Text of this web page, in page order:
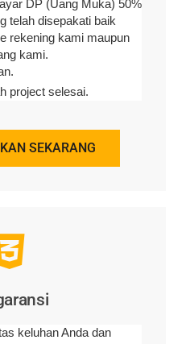
DP (Uang Muka) 50%
telah disepakati baik
rekening kami maupun
kami.
project selesai.
SEKARANG
keluhan Anda dan